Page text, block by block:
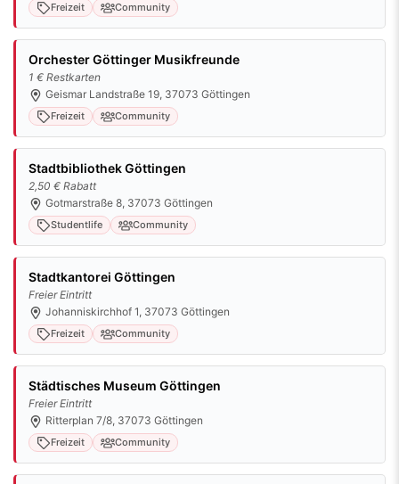
Freizeit Community
Orchester Göttinger Musikfreunde
1 € Restkarten
Geismar Landstraße 19, 37073 Göttingen
Freizeit Community
Stadtbibliothek Göttingen
2,50 € Rabatt
Gotmarstraße 8, 37073 Göttingen
Studentlife Community
Stadtkantorei Göttingen
Freier Eintritt
Johanniskirchhof 1, 37073 Göttingen
Freizeit Community
Städtisches Museum Göttingen
Freier Eintritt
Ritterplan 7/8, 37073 Göttingen
Freizeit Community